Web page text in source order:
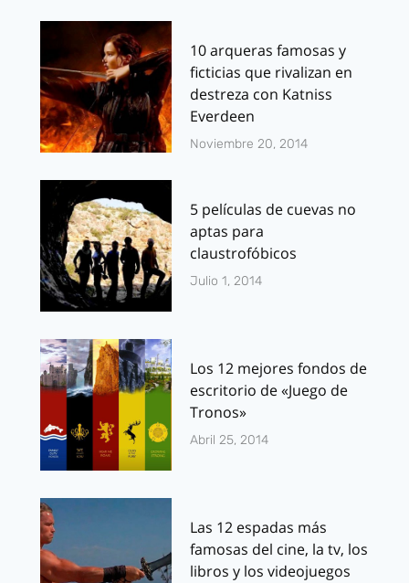
10 arqueras famosas y
ficticias que rivalizan en
destreza con Katniss
Everdeen
Noviembre 20, 2014
5 películas de cuevas no
aptas para
claustrofóbicos
Julio 1, 2014
Los 12 mejores fondos de
escritorio de «Juego de
Tronos»
Abril 25, 2014
Las 12 espadas más
famosas del cine, la tv, los
libros y los videojuegos